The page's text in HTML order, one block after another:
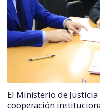
El Ministerio de
cooperación